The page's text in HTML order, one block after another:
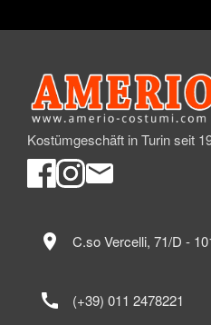
Kostümgeschäft in Turin seit
location_on C.so Vercelli, 71/D -
call (+39) 011 2478221